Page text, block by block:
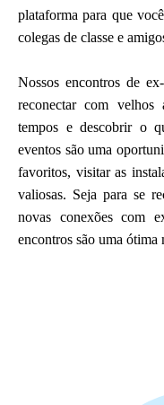
plataforma para que
colegas de classe e
Nossos encontros de
reconectar com
tempos e descobrir o
eventos são uma
favoritos, visitar as
valiosas. Seja para se
novas conexões com
encontros são uma ótima